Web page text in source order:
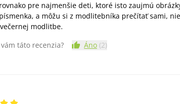
pre najmenšie deti, ktoré isto zaujmú
a môžu si z modlitebníka prečítať sami,
modlitbe.
táto recenzia?
Áno (2)